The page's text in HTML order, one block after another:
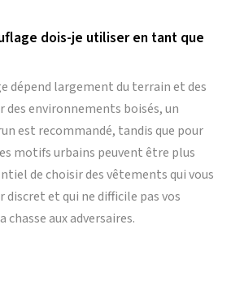
dois-je utiliser en tant que
dépend largement du terrain et des
des environnements boisés, un
est recommandé, tandis que pour
motifs urbains peuvent être plus
de choisir des vêtements qui vous
et qui ne difficile pas vos
aux adversaires.